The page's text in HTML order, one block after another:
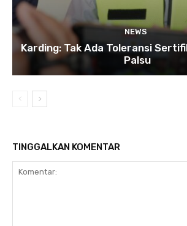
NEWS
Karding: Tak Ada Toleransi
Palsu
TINGGALKAN KOMENTAR